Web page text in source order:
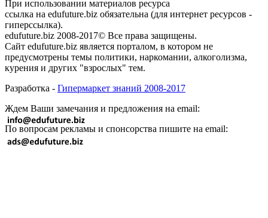
При использовании материалов ресурса
ссылка на edufuture.biz обязательна (для интернет ресурсов -
гиперссылка).
edufuture.biz 2008-2017© Все права защищены.
Сайт edufuture.biz является порталом, в котором не
предусмотрены темы политики, наркомании, алкоголизма,
курения и других "взрослых" тем.
Разработка - Гипермаркет знаний 2008-2017
Ждем Ваши замечания и предложения на email:
По вопросам рекламы и спонсорства пишите на email: